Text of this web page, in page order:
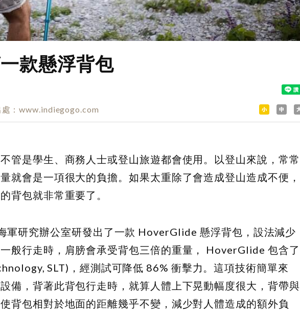
款懸浮背包
處 www.indiegogo.com
管是學生、商務人士或登山旅遊都會使用。以登山來說，常常
就會是一項很大的負擔。如果太重除了會造成登山造成不便，
背包就非常重要了。
軍研究辦公室研發出了一款 HoverGlide 懸浮背包，設法減少
般行走時，肩膀會承受背包三倍的重量， HoverGlide 包含了
SLT) ，經測試可降低 86% 衝擊力。這項技術簡單來
備，背著此背包行走時，就算人體上下晃動幅度很大，背帶與
背包相對於地面的距離幾乎不變，減少對人體造成的額外負